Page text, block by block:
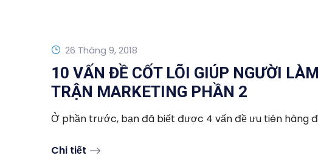
26 Tháng 9, 2018
10 VẤN ĐỀ CỐT LÕI GIÚP NGƯỜI
TRẬN MARKETING PHẦN 2
Ở phần trước, bạn đã biết được 4 vấn đề ưu tiên hàng
Chi tiết